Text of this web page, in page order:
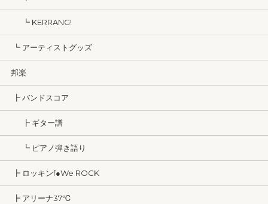
┗ KERRANG!
┗ アーティストグッズ
邦楽
┣ バンドスコア
┣ ギター譜
┗ ピアノ弾き語り
┣ ロッキンf●We ROCK
┣ アリーナ37℃